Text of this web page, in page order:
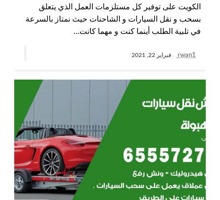
الكويت على توفير كل مستلزمات العمل الذي يتعلق
بسحب و نقل السيارات و الشاحنات حيث نمتاز بالسرعة
في تلبية الطلب أينما كنت و مهما كانت…
rwan1 فبراير 22, 2021